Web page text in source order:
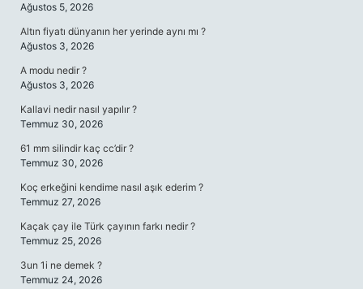
Ağustos 5, 2026
Altın fiyatı dünyanın her yerinde aynı mı ?
Ağustos 3, 2026
A modu nedir ?
Ağustos 3, 2026
Kallavi nedir nasıl yapılır ?
Temmuz 30, 2026
61 mm silindir kaç cc’dir ?
Temmuz 30, 2026
Koç erkeğini kendime nasıl aşık ederim ?
Temmuz 27, 2026
Kaçak çay ile Türk çayının farkı nedir ?
Temmuz 25, 2026
3un 1i ne demek ?
Temmuz 24, 2026